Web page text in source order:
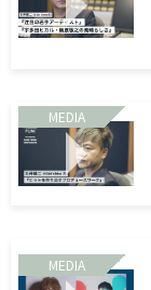
MEDIA
MEDIA